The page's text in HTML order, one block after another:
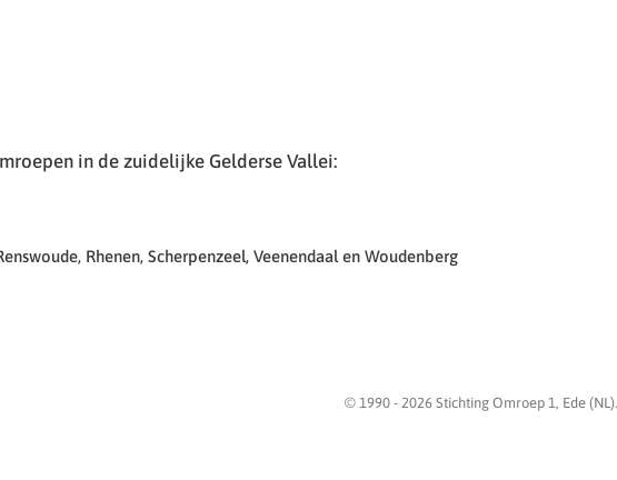
in de zuidelijke Gelderse Vallei:
Rhenen, Scherpenzeel, Veenendaal en Woudenberg
© 1990 - 2026 Stichting Omroep 1, Ede